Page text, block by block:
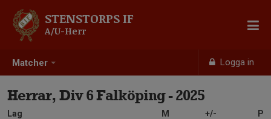
Matcher Logga in
STENSTORPS IF
A/U-Herr
Herrar, Div 6 Falköping - 2025
Lag M +/- P